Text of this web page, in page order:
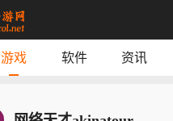
榜单
游戏 软件 资讯